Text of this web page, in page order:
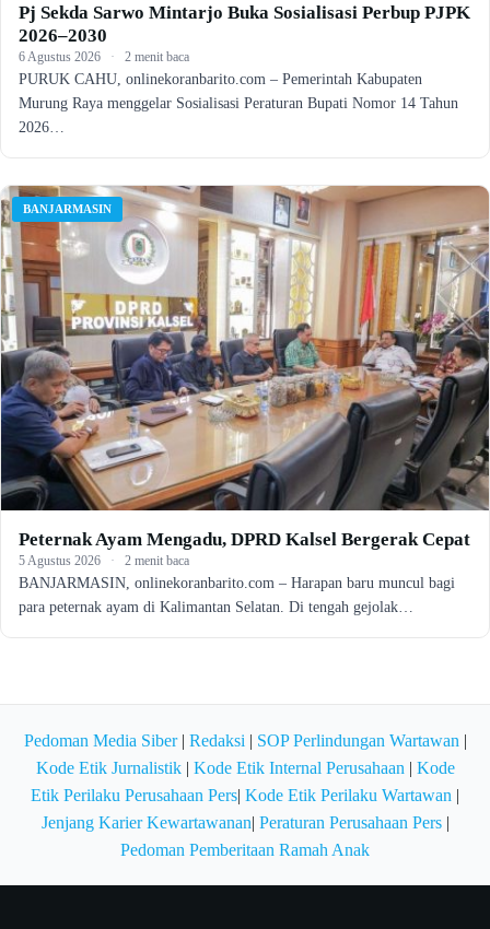
Pj Sekda Sarwo Mintarjo Buka Sosialisasi Perbup PJPK
2026–2030
6 Agustus 2026 · 2 menit baca
PURUK CAHU, onlinekoranbarito.com – Pemerintah Kabupaten
Murung Raya menggelar Sosialisasi Peraturan Bupati Nomor 14 Tahun
2026…
BANJARMASIN
Peternak Ayam Mengadu, DPRD Kalsel Bergerak Cepat
5 Agustus 2026 · 2 menit baca
BANJARMASIN, onlinekoranbarito.com – Harapan baru muncul bagi
para peternak ayam di Kalimantan Selatan. Di tengah gejolak…
Pedoman Media Siber| Redaksi | SOP Perlindungan Wartawan |
Kode Etik Jurnalistik| Kode Etik Internal Perusahaan | Kode
Etik Perilaku Perusahaan Pers| Kode Etik Perilaku Wartawan |
Jenjang Karier Kewartawanan| Peraturan Perusahaan Pers|
Pedoman Pemberitaan Ramah Anak